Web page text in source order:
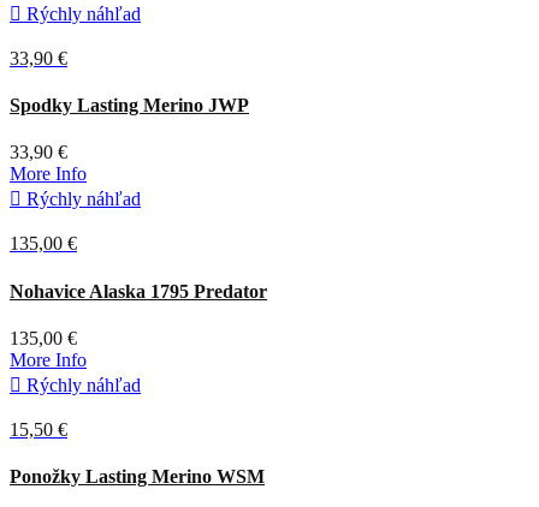
 Rýchly náhľad
33,90 €
Zelená
Spodky Lasting Merino JWP
33,90 €
More Info
 Rýchly náhľad
135,00 €
Nohavice Alaska 1795 Predator
135,00 €
More Info
 Rýchly náhľad
15,50 €
Čierna
Zelená
Ponožky Lasting Merino WSM